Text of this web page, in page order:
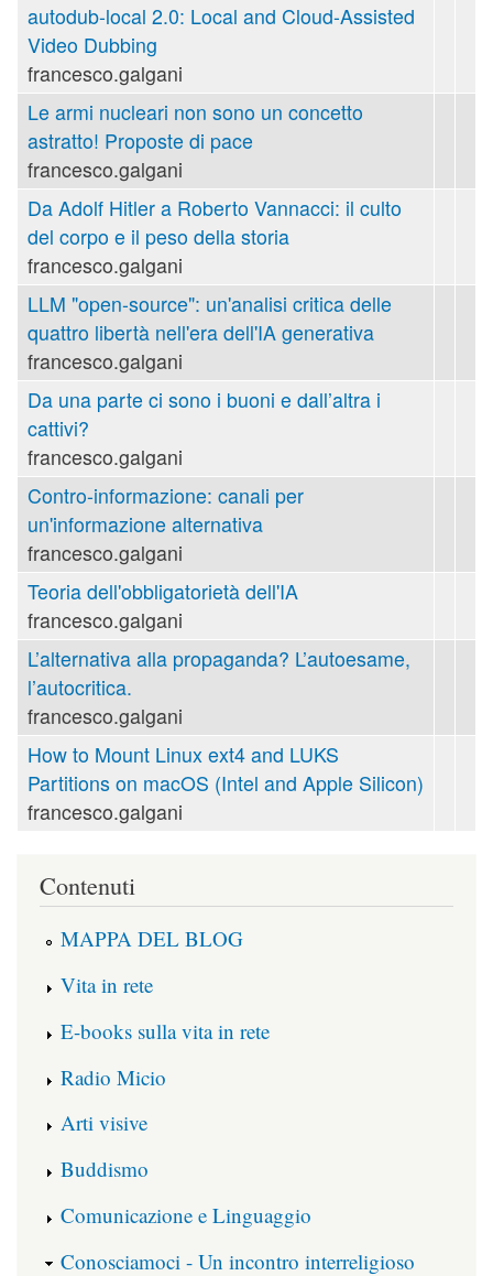
autodub-local 2.0: Local and Cloud-Assisted
Video Dubbing
francesco.galgani
Le armi nucleari non sono un concetto
astratto! Proposte di pace
francesco.galgani
Da Adolf Hitler a Roberto Vannacci: il culto
del corpo e il peso della storia
francesco.galgani
LLM "open-source": un'analisi critica delle
quattro libertà nell'era dell'IA generativa
francesco.galgani
Da una parte ci sono i buoni e dall’altra i
cattivi?
francesco.galgani
Contro-informazione: canali per
un'informazione alternativa
francesco.galgani
Teoria dell'obbligatorietà dell'IA
francesco.galgani
L’alternativa alla propaganda? L’autoesame,
l’autocritica.
francesco.galgani
How to Mount Linux ext4 and LUKS
Partitions on macOS (Intel and Apple Silicon)
francesco.galgani
Contenuti
MAPPA DEL BLOG
Vita in rete
E-books sulla vita in rete
Radio Micio
Arti visive
Buddismo
Comunicazione e Linguaggio
Conosciamoci - Un incontro interreligioso